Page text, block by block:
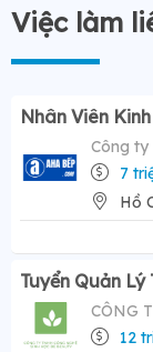
Việc làm
Nhân Viên
Công
7
Hồ
12